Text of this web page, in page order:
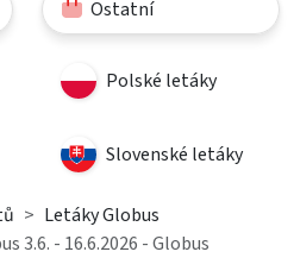
Ostatní
Polské letáky
Slovenské letáky
Letáky Globus
3.6. - 16.6.2026 - Globus